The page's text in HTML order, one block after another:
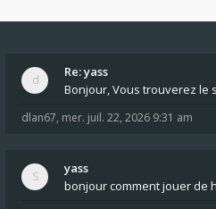
Re: yass
Bonjour, Vous trouverez le
dlan67, mer. juil. 22, 2026 9:31 am
yass
bonjour comment jouer de